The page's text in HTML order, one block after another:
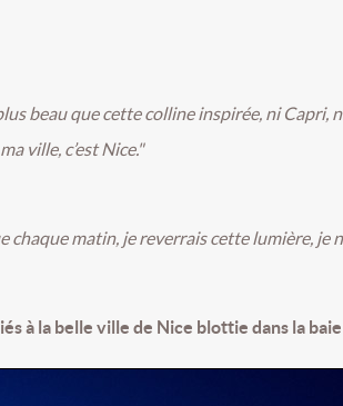
beau que cette colline inspirée, ni
ville, c’est Nice."
chaque matin, je reverrais cette lumière, je
à la belle ville de Nice blottie dans la